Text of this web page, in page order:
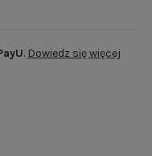
. Dowiedz się więcej
RAL 1036
MAT | RAL 7024